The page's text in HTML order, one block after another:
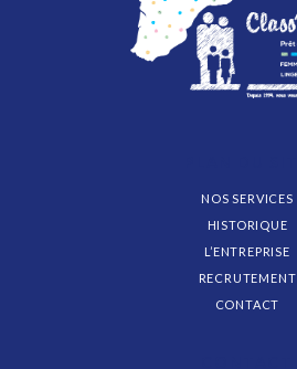
NOS SERVICES
HISTORIQUE
L’ENTREPRISE
RECRUTEMENT
CONTACT